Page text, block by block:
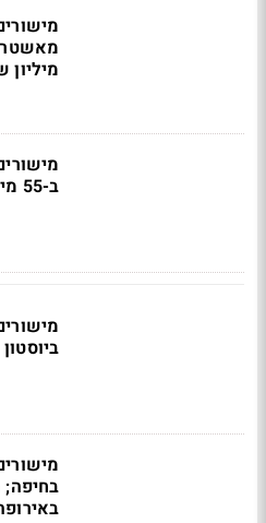
ב-55 מיליון שקל
ביוסטון תמורת
בחיפה;